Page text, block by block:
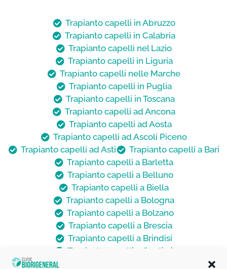
Trapianto capelli in Abruzzo
Trapianto capelli in Calabria
Trapianto capelli nel Lazio
Trapianto capelli in Liguria
Trapianto capelli nelle Marche
Trapianto capelli in Puglia
Trapianto capelli in Toscana
Trapianto capelli ad Ancona
Trapianto capelli ad Aosta
Trapianto capelli ad Ascoli Piceno
Trapianto capelli ad Asti
Trapianto capelli a Bari
Trapianto capelli a Barletta
Trapianto capelli a Belluno
Trapianto capelli a Biella
Trapianto capelli a Bologna
Trapianto capelli a Bolzano
Trapianto capelli a Brescia
Trapianto capelli a Brindisi
Trapianto capelli a Cagliari
Trapianto capelli a Campobasso